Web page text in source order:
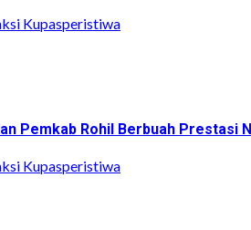
Kupasperistiwa
Pemkab Rohil Berbuah Prestasi
Kupasperistiwa